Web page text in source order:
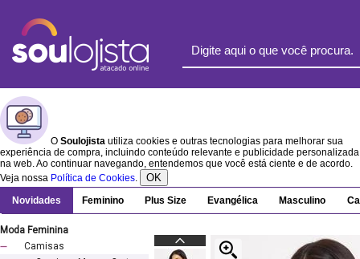
O Soulojista utiliza cookies e outras tecnologias para melhorar sua
experiência de compra, incluindo conteúdo relevante e publicidade personalizada
na web. Ao continuar navegando, entendemos que você está ciente e de acordo.
Veja nossa Política de Cookies. OK
Novidades Feminino Plus Size Evangélica Masculino
Moda Feminina
Camisas